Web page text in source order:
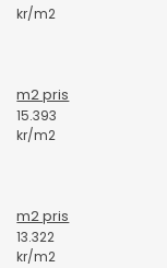
kr/m2
m2 pris
15.393
kr/m2
m2 pris
13.322
kr/m2